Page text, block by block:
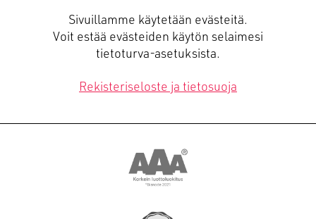
YHTEYS
YRITYS
SMOYTALK
Sivuillamme käytetään evästeitä.
Voit estää evästeiden käytön selaimesi
tietoturva-asetuksista.
Rekisteriseloste ja tietosuoja